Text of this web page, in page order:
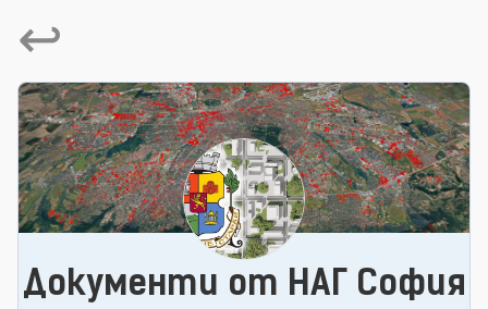
↩
Документи от НАГ София